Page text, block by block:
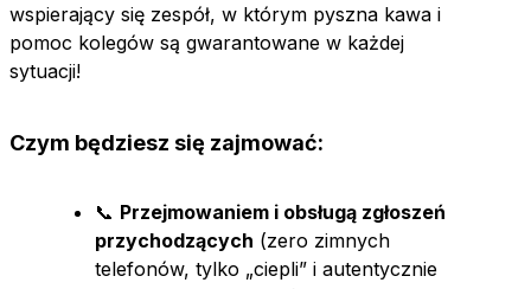
wspierający się zespół, w którym pyszna kawa i
pomoc kolegów są gwarantowane w każdej
sytuacji!
Czym będziesz się zajmować:
📞 Przejmowaniem i obsługą zgłoszeń
przychodzących (zero zimnych
telefonów, tylko „ciepli” i autentycznie